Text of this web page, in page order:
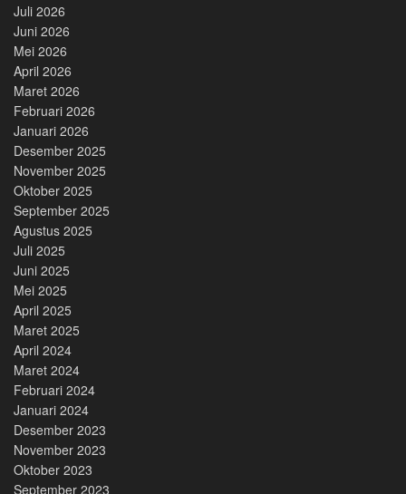
Juli 2026
Juni 2026
Mei 2026
April 2026
Maret 2026
Februari 2026
Januari 2026
Desember 2025
November 2025
Oktober 2025
September 2025
Agustus 2025
Juli 2025
Juni 2025
Mei 2025
April 2025
Maret 2025
April 2024
Maret 2024
Februari 2024
Januari 2024
Desember 2023
November 2023
Oktober 2023
September 2023